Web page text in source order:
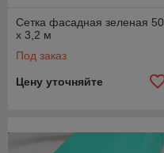
Сетка фасадная зеленая 50
х 3,2 м
Под заказ
Цену уточняйте